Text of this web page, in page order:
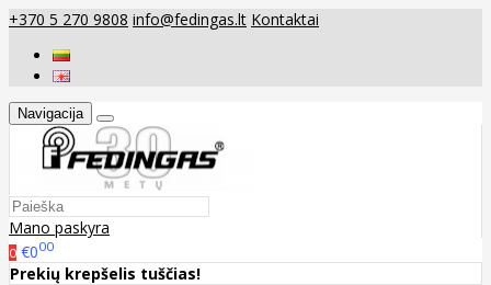
+370 5 270 9808 info@fedingas.lt Kontaktai
Navigacija
Mano paskyra
0 €000
Prekių krepšelis tuščias!